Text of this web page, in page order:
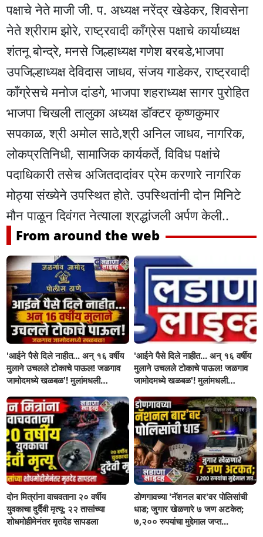
पक्षाचे नेते माजी जी. प. अध्यक्ष नरेंद्र खेडेकर, शिवसेना
नेते श्रीराम झोरे, राष्ट्रवादी काँग्रेस पक्षाचे कार्याध्यक्ष
शंतनू बोन्द्रे, मनसे जिल्हाध्यक्ष गणेश बरबडे,भाजपा
उपजिल्हाध्यक्ष देविदास जाधव, संजय गाडेकर, राष्ट्रवादी
काँग्रेसचे मनोज दांडगे, भाजपा शहराध्यक्ष सागर पुरोहित
भाजपा चिखली तालुका अध्यक्ष डॉक्टर कृष्णकुमार
सपकाळ, श्री अमोल साठे,श्री अनिल जाधव, नागरिक,
लोकप्रतिनिधी, सामाजिक कार्यकर्ते, विविध पक्षांचे
पदाधिकारी तसेच अजितदादांवर प्रेम करणारे नागरिक
मोठ्या संख्येने उपस्थित होते. उपस्थितांनी दोन मिनिटे
मौन पाळून दिवंगत नेत्याला श्रद्धांजली अर्पण केली..
From around the web
'आईने पैसे दिले नाहीत... अन् १६ वर्षीय
मुलाने उचलले टोकाचे पाऊल! जळगाव
जामोदमध्ये खळबळ'! मुलांमधली
'आईने पैसे दिले नाहीत... अन् १६ वर्षीय
मुलाने उचलले टोकाचे पाऊल! जळगाव
जामोदमध्ये खळबळ'! मुलांमधली
दोन मित्रांना वाचवताना २० वर्षीय
युवकाचा दुर्दैवी मृत्यू; २२ तासांच्या
शोधमोहीमेनंतर मृतदेह सापडला
डोणगावच्या 'नॅशनल बार'वर पोलिसांची
धाड; जुगार खेळणारे ७ जण अटकेत;
७,२०० रुपयांचा मुद्देमाल जप्त...